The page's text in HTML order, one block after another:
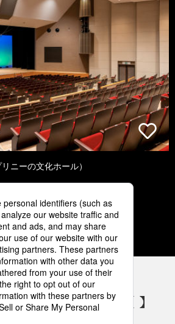
ニーの文化ホール）
3 4 5
の電気設備 SNSアカウント